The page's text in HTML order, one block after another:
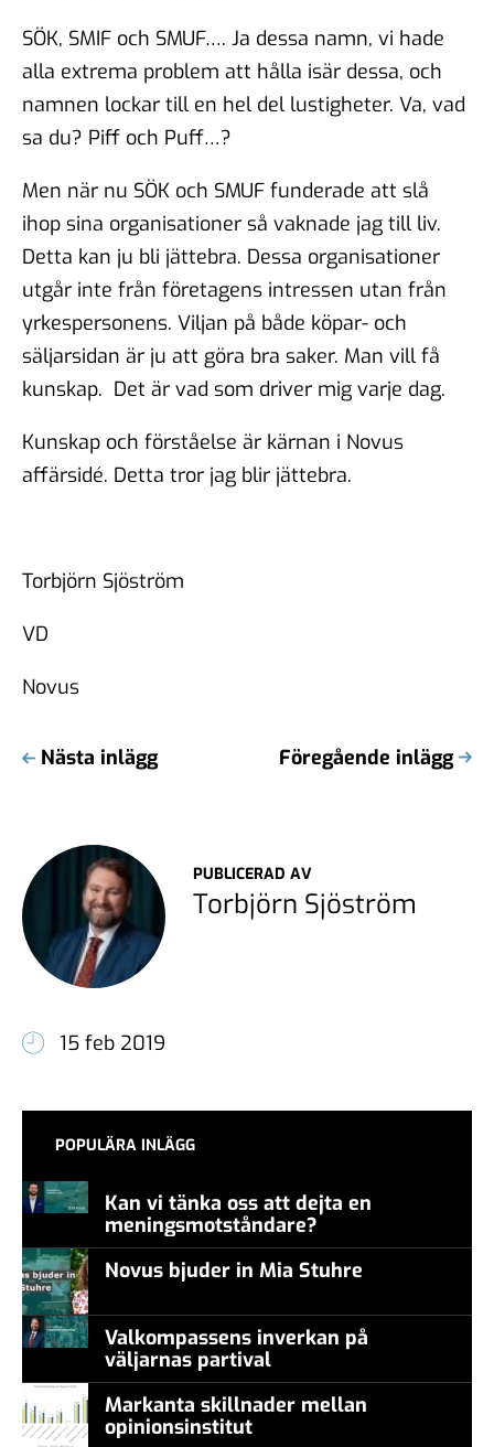
SÖK, SMIF och SMUF…. Ja dessa namn, vi hade
alla extrema problem att hålla isär dessa, och
namnen lockar till en hel del lustigheter. Va, vad
sa du? Piff och Puff…?
Men när nu SÖK och SMUF funderade att slå
ihop sina organisationer så vaknade jag till liv.
Detta kan ju bli jättebra. Dessa organisationer
utgår inte från företagens intressen utan från
yrkespersonens. Viljan på både köpar- och
säljarsidan är ju att göra bra saker. Man vill få
kunskap. Det är vad som driver mig varje dag.
Kunskap och förståelse är kärnan i Novus
affärsidé. Detta tror jag blir jättebra.
Torbjörn Sjöström
VD
Novus
Nästa inlägg Föregående inlägg
PUBLICERAD AV
Torbjörn Sjöström
15 feb 2019
POPULÄRA INLÄGG
Kan vi tänka oss att dejta en
meningsmotståndare?
Novus bjuder in Mia Stuhre
Valkompassens inverkan på
väljarnas partival
Markanta skillnader mellan
opinionsinstitut